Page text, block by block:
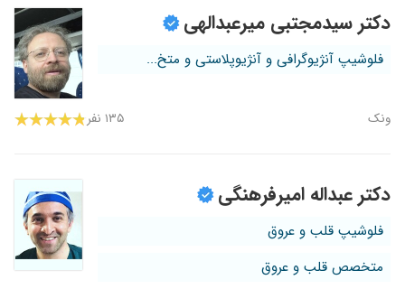
دکتر سیدمجتبی میرعبدالهی
فلوشیپ آنژیوگرافی و آنژیوپلاستی و متخ...
ونک ۱۳۵ نفر
دکتر عبداله امیرفرهنگی
فلوشیپ قلب و عروق
متخصص قلب و عروق